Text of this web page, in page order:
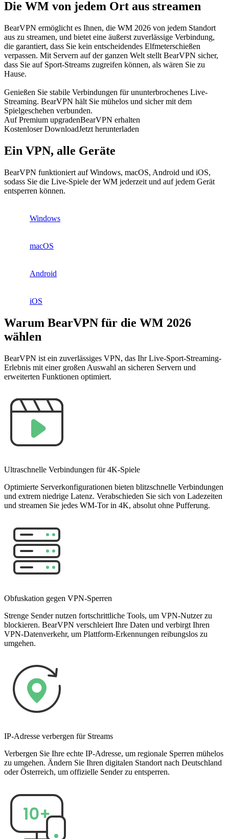
Die WM von jedem Ort aus streamen
BearVPN ermöglicht es Ihnen, die WM 2026 von jedem Standort
aus zu streamen, und bietet eine äußerst zuverlässige Verbindung,
die garantiert, dass Sie kein entscheidendes Elfmeterschießen
verpassen. Mit Servern auf der ganzen Welt stellt BearVPN sicher,
dass Sie auf Sport-Streams zugreifen können, als wären Sie zu
Hause.
Genießen Sie stabile Verbindungen für ununterbrochenes Live-
Streaming. BearVPN hält Sie mühelos und sicher mit dem
Spielgeschehen verbunden.
Auf Premium upgradenBearVPN erhalten
Kostenloser DownloadJetzt herunterladen
Ein VPN, alle Geräte
BearVPN funktioniert auf Windows, macOS, Android und iOS,
sodass Sie die Live-Spiele der WM jederzeit und auf jedem Gerät
entsperren können.
Windows
macOS
Android
iOS
Warum BearVPN für die WM 2026
wählen
BearVPN ist ein zuverlässiges VPN, das Ihr Live-Sport-Streaming-
Erlebnis mit einer großen Auswahl an sicheren Servern und
erweiterten Funktionen optimiert.
Ultraschnelle Verbindungen für 4K-Spiele
Optimierte Serverkonfigurationen bieten blitzschnelle Verbindungen
und extrem niedrige Latenz. Verabschieden Sie sich von Ladezeiten
und streamen Sie jedes WM-Tor in 4K, absolut ohne Pufferung.
Obfuskation gegen VPN-Sperren
Strenge Sender nutzen fortschrittliche Tools, um VPN-Nutzer zu
blockieren. BearVPN verschleiert Ihre Daten und verbirgt Ihren
VPN-Datenverkehr, um Plattform-Erkennungen reibungslos zu
umgehen.
IP-Adresse verbergen für Streams
Verbergen Sie Ihre echte IP-Adresse, um regionale Sperren mühelos
zu umgehen. Ändern Sie Ihren digitalen Standort nach Deutschland
oder Österreich, um offizielle Sender zu entsperren.